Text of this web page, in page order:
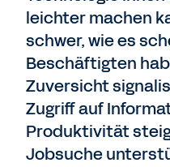
leichter machen
schwer, wie es
Beschäftigten
Zuversicht
Zugriff auf
Produktivität
Jobsuche